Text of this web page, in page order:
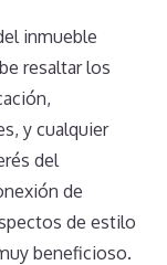
inmueble
resaltar los
y cualquier
del
de
de estilo
beneficioso.